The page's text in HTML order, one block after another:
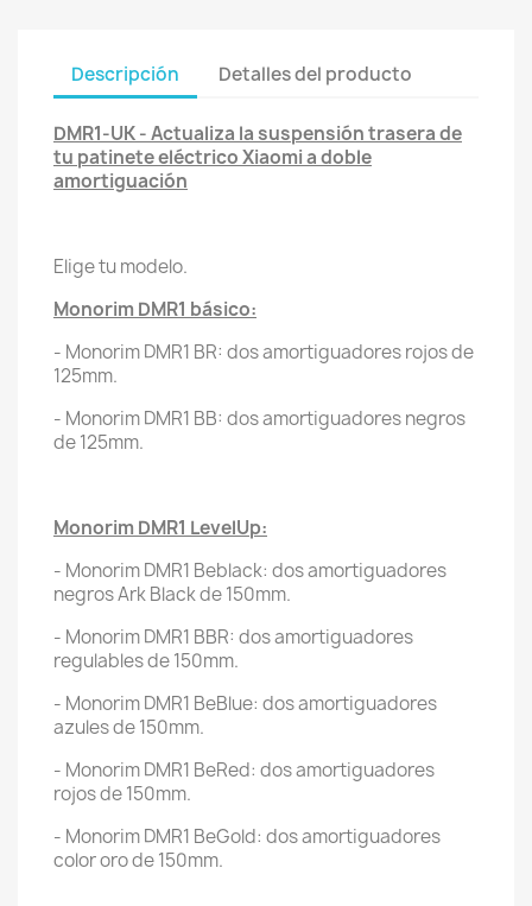
Descripción Detalles del producto
DMR1-UK - Actualiza la suspensión trasera de
tu patinete eléctrico Xiaomi a doble
amortiguación
Elige tu modelo.
Monorim DMR1 básico:
- Monorim DMR1 BR: dos amortiguadores rojos de
125mm.
- Monorim DMR1 BB: dos amortiguadores negros
de 125mm.
Monorim DMR1 LevelUp:
- Monorim DMR1 Beblack: dos amortiguadores
negros Ark Black de 150mm.
- Monorim DMR1 BBR: dos amortiguadores
regulables de 150mm.
- Monorim DMR1 BeBlue: dos amortiguadores
azules de 150mm.
- Monorim DMR1 BeRed: dos amortiguadores
rojos de 150mm.
- Monorim DMR1 BeGold: dos amortiguadores
color oro de 150mm.